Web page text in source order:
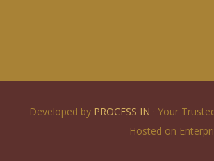
Developed by PROCESS IN · Your
Hosted on